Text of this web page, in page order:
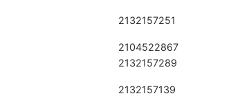
2132157251
2104522867
2132157289
2132157139